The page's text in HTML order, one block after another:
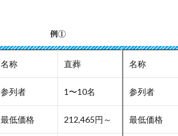
例①
名称 直葬
参列者 1〜10名
最低価格 212,465円～
名称
参列者
最低価格